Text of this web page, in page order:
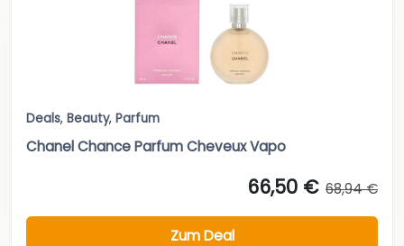
Deals, Beauty, Parfum
Chanel Chance Parfum Cheveux Vapo
66,50 € 68,94 €
Zum Deal